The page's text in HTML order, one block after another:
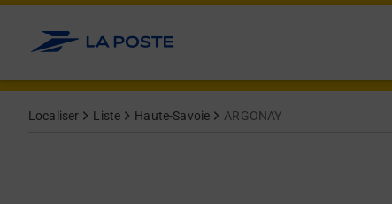
Allez au contenu
Localiser Liste Haute-Savoie ARGONAY
Afficher ou masquer la réponse
Afficher ou masquer la réponse
Afficher ou masquer la réponse
Afficher ou masquer la réponse
Afficher ou masquer la réponse